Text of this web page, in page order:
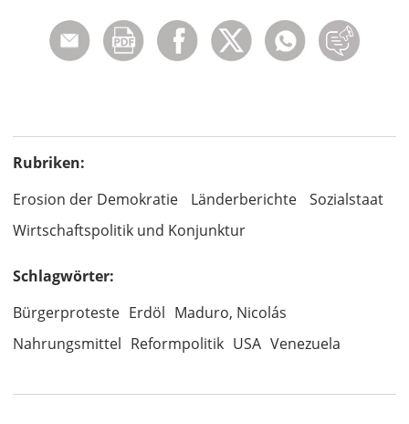
Rubriken:
Erosion der Demokratie
Länderberichte
Sozialstaat
Wirtschaftspolitik und Konjunktur
Schlagwörter:
Bürgerproteste Erdöl Maduro, Nicolás
Nahrungsmittel Reformpolitik USA Venezuela